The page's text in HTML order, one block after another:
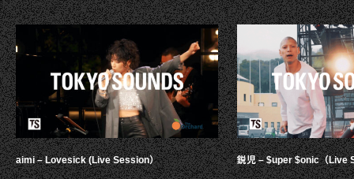
aimi – Lovesick (Live Session） 鋭児 – $uper $onic（Live